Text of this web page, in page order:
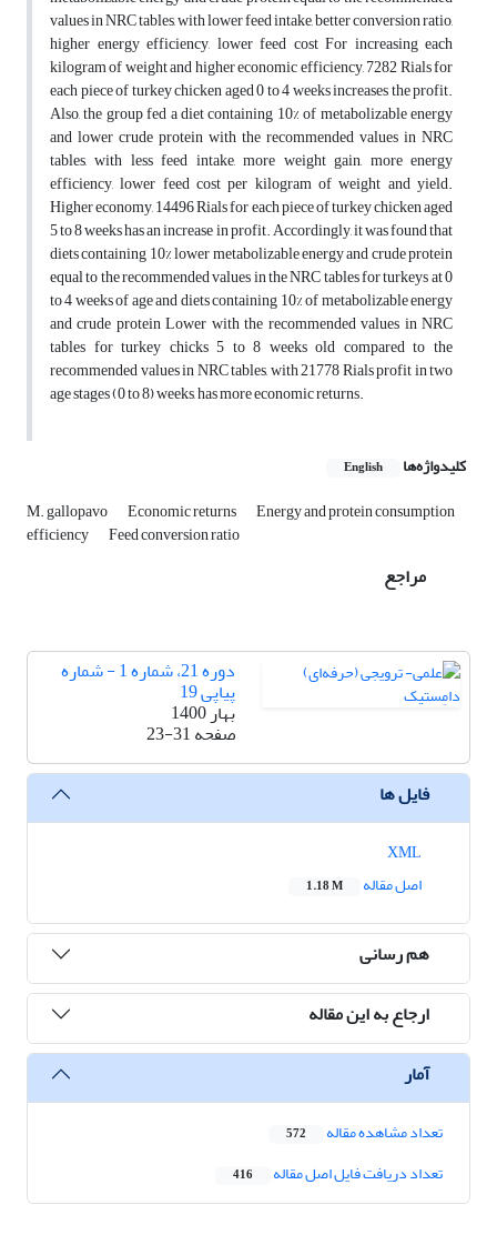
values ​​in NRC tables, with lower feed intake, better conversion ratio,
higher energy efficiency, lower feed cost For increasing each
kilogram of weight and higher economic efficiency, 7282 Rials for
each piece of turkey chicken aged 0 to 4 weeks increases the profit.
Also, the group fed a diet containing 10% of metabolizable energy
and lower crude protein with the recommended values ​​in NRC
tables, with less feed intake, more weight gain, more energy
efficiency, lower feed cost per kilogram of weight and yield.
Higher economy, 14496 Rials for each piece of turkey chicken aged
5 to 8 weeks has an increase in profit. Accordingly, it was found that
diets containing 10% lower metabolizable energy and crude protein
equal to the recommended values ​​in the NRC tables for turkeys at 0
to 4 weeks of age and diets containing 10% of metabolizable energy
and crude protein Lower with the recommended values ​​in NRC
tables for turkey chicks 5 to 8 weeks old compared to the
recommended values ​​in NRC tables, with 21778 Rials profit in two
age stages (0 to 8) weeks, has more economic returns.
کلیدواژه‌ها English
M. gallopavo Economic returns Energy and protein consumption
efficiency Feed conversion ratio
مراجع
دوره 21، شماره 1 - شماره
پیاپی 19
بهار 1400
صفحه23-31
فایل ها
اصل مقاله
1.18 M
هم رسانی
ارجاع به این مقاله
آمار
تعداد مشاهده مقاله 572
تعداد دریافت فایل اصل مقاله 416